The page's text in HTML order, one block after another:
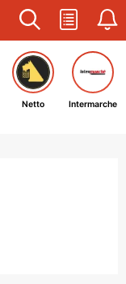
Netto Intermarche